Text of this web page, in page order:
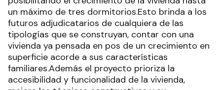
un máximo de tres dormitorios.Esto brinda a los
futuros adjudicatarios de cualquiera de las
tipologías que se construyan, contar con una
vivienda ya pensada en pos de un crecimiento en
superficie acorde a sus características
familiares.Además el proyecto prioriza la
accesibilidad y funcionalidad de la vivienda,